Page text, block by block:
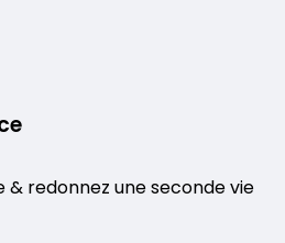
redonnez une seconde vie